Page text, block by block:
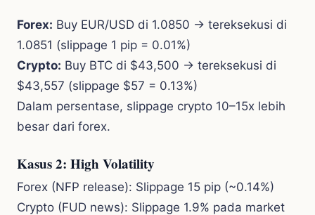
Forex: Buy EUR/USD di 1.0850 → tereksekusi di
1.0851 (slippage 1 pip = 0.01%)
Crypto: Buy BTC di $43,500 → tereksekusi di
$43,557 (slippage $57 = 0.13%)
Dalam persentase, slippage crypto 10–15x lebih
besar dari forex.
Kasus 2: High Volatility
Forex (NFP release): Slippage 15 pip (~0.14%)
Crypto (FUD news): Slippage 1.9% pada market